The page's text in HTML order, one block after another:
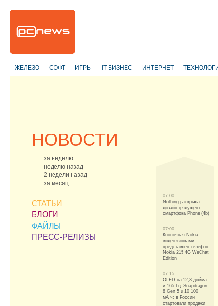
ЖЕЛЕЗО СОФТ ИГРЫ IT-БИЗНЕС ИНТЕРНЕТ
НОВОСТИ
за неделю
неделю назад
2 недели назад
за месяц
СТАТЬИ
БЛОГИ
ФАЙЛЫ
ПРЕСС-РЕЛИЗЫ
07:00
Nothing раскрыла
дизайн грядущего
смартфона Phone (4b)
07:00
Кнопочная Nokia с
видеозвонками:
представлен телефон
Nokia 215 4G WeChat
Edition
07:15
OLED на 12,3 дюйма
и 165 Гц, Snapdragon
8 Gen 5 и 10 100
мА·ч: в России
стартовали продажи